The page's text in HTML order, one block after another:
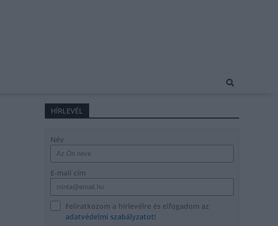
HÍRLEVÉL
Név
E-mail cím
Feliratkozom a hírlevélre és elfogadom az
adatvédelmi szabályzatot!